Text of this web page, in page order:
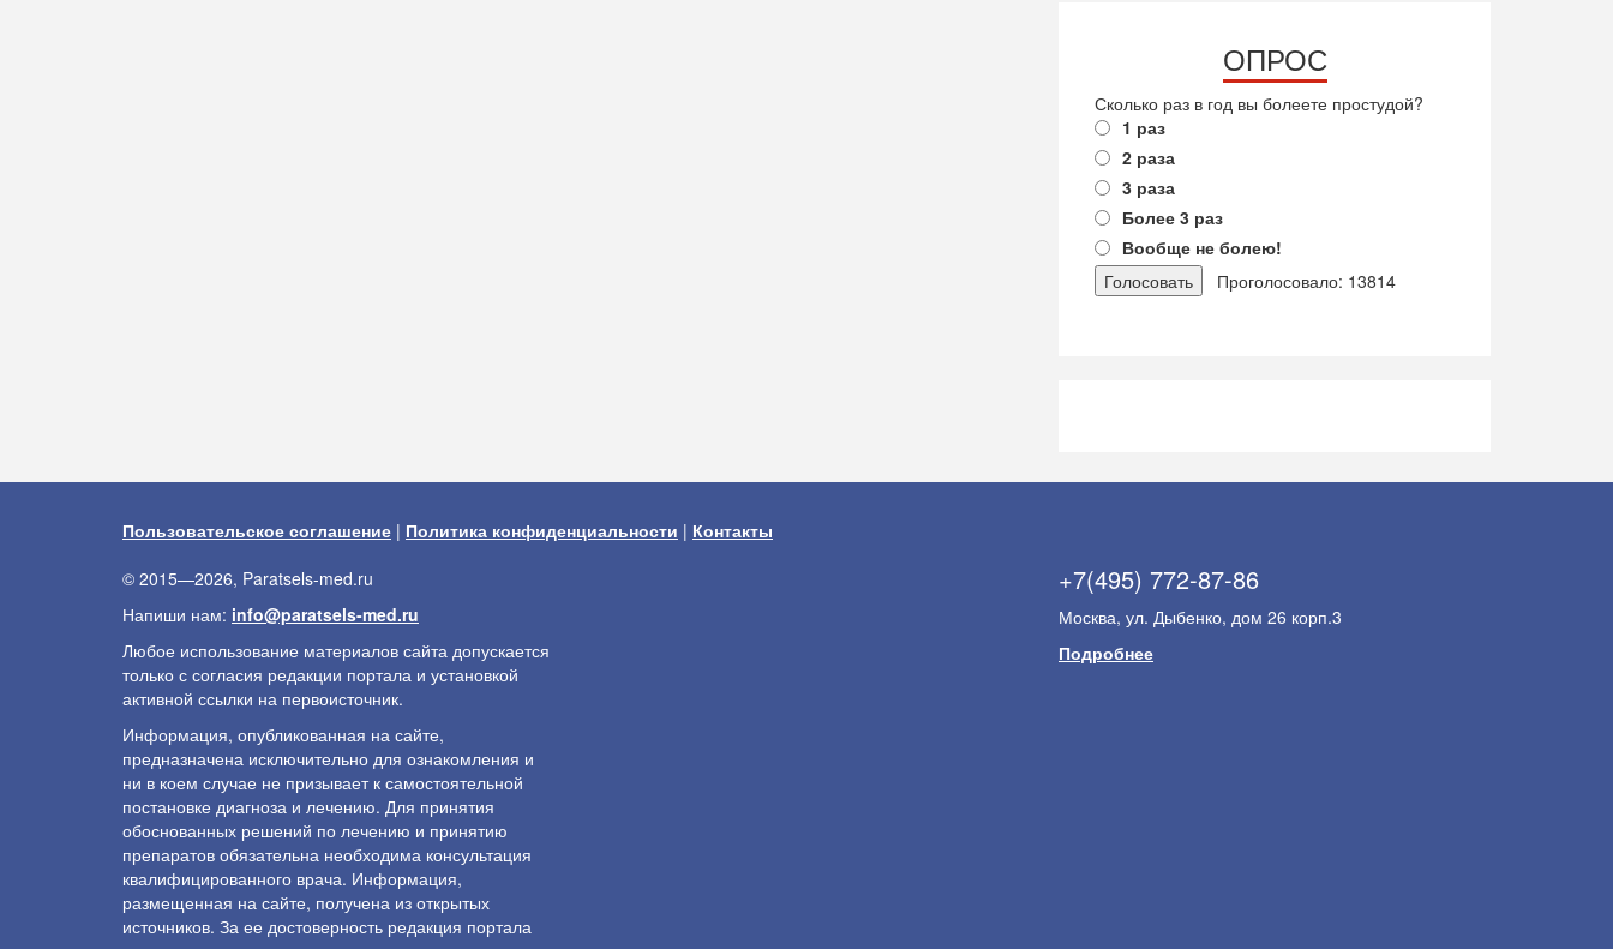
ОПРОС
Сколько раз в год вы болеете простудой?
1 раз
2 раза
3 раза
Более 3 раз
Вообще не болею!
Проголосовало: 13814
Пользовательское соглашение | Политика конфиденциальности | Контакты
© 2015—2026, Paratsels-med.ru
Напиши нам: info@paratsels-med.ru
Любое использование материалов сайта допускается
только с согласия редакции портала и установкой
активной ссылки на первоисточник.
Информация, опубликованная на сайте,
предназначена исключительно для ознакомления и
ни в коем случае не призывает к самостоятельной
постановке диагноза и лечению. Для принятия
обоснованных решений по лечению и принятию
препаратов обязательна необходима консультация
квалифицированного врача. Информация,
размещенная на сайте, получена из открытых
источников. За ее достоверность редакция портала
+7(495) 772-87-86
Москва, ул. Дыбенко, дом 26 корп.3
Подробнее